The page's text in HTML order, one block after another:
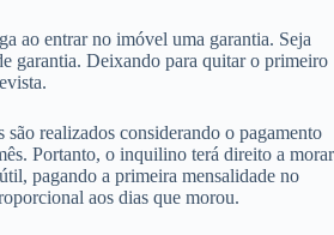
ao entrar no imóvel uma garantia. Seja
garantia. Deixando para quitar o primeiro
são realizados considerando o pagamento
Portanto, o inquilino terá direito a morar
pagando a primeira mensalidade no
aos dias que morou.